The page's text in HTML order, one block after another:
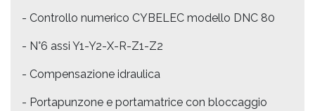
- Controllo numerico CYBELEC modello DNC 80
- N°6 assi Y1-Y2-X-R-Z1-Z2
- Compensazione idraulica
- Portapunzone e portamatrice con bloccaggio